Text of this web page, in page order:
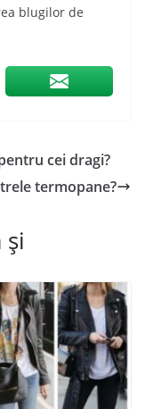
blugilor de
cei dragi?
termopane?
și